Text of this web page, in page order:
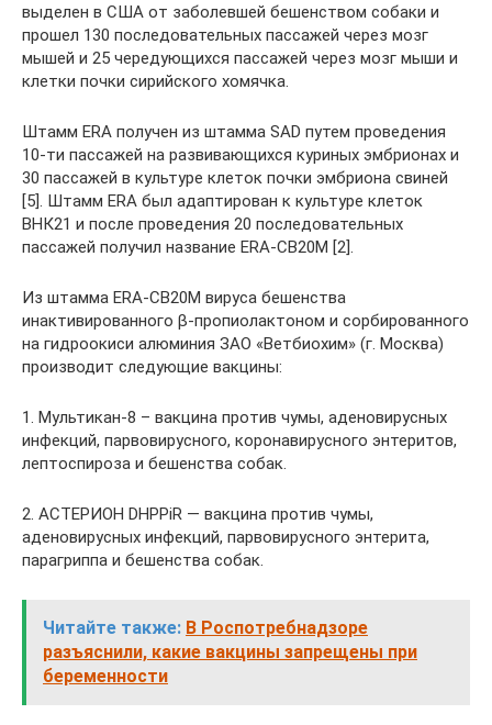
выделен в США от заболевшей бешенством собаки и
прошел 130 последовательных пассажей через мозг
мышей и 25 чередующихся пассажей через мозг мыши и
клетки почки сирийского хомячка.
Штамм ERA получен из штамма SAD путем проведения
10-ти пассажей на развивающихся куриных эмбрионах и
30 пассажей в культуре клеток почки эмбриона свиней
[5]. Штамм ERA был адаптирован к культуре клеток
ВНК21 и после проведения 20 последовательных
пассажей получил название ERA-СВ20М [2].
Из штамма ERA-СВ20М вируса бешенства
инактивированного β-пропиолактоном и сорбированного
на гидроокиси алюминия ЗАО «Ветбиохим» (г. Москва)
производит следующие вакцины:
1. Мультикан-8 – вакцина против чумы, аденовирусных
инфекций, парвовирусного, коронавирусного энтеритов,
лептоспироза и бешенства собак.
2. АСТЕРИОН DHPPiR — вакцина против чумы,
аденовирусных инфекций, парвовирусного энтерита,
парагриппа и бешенства собак.
Читайте также: В Роспотребнадзоре
разъяснили, какие вакцины запрещены при
беременности